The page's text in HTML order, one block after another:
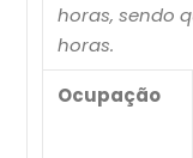
horas, sendo
horas.
Ocupação